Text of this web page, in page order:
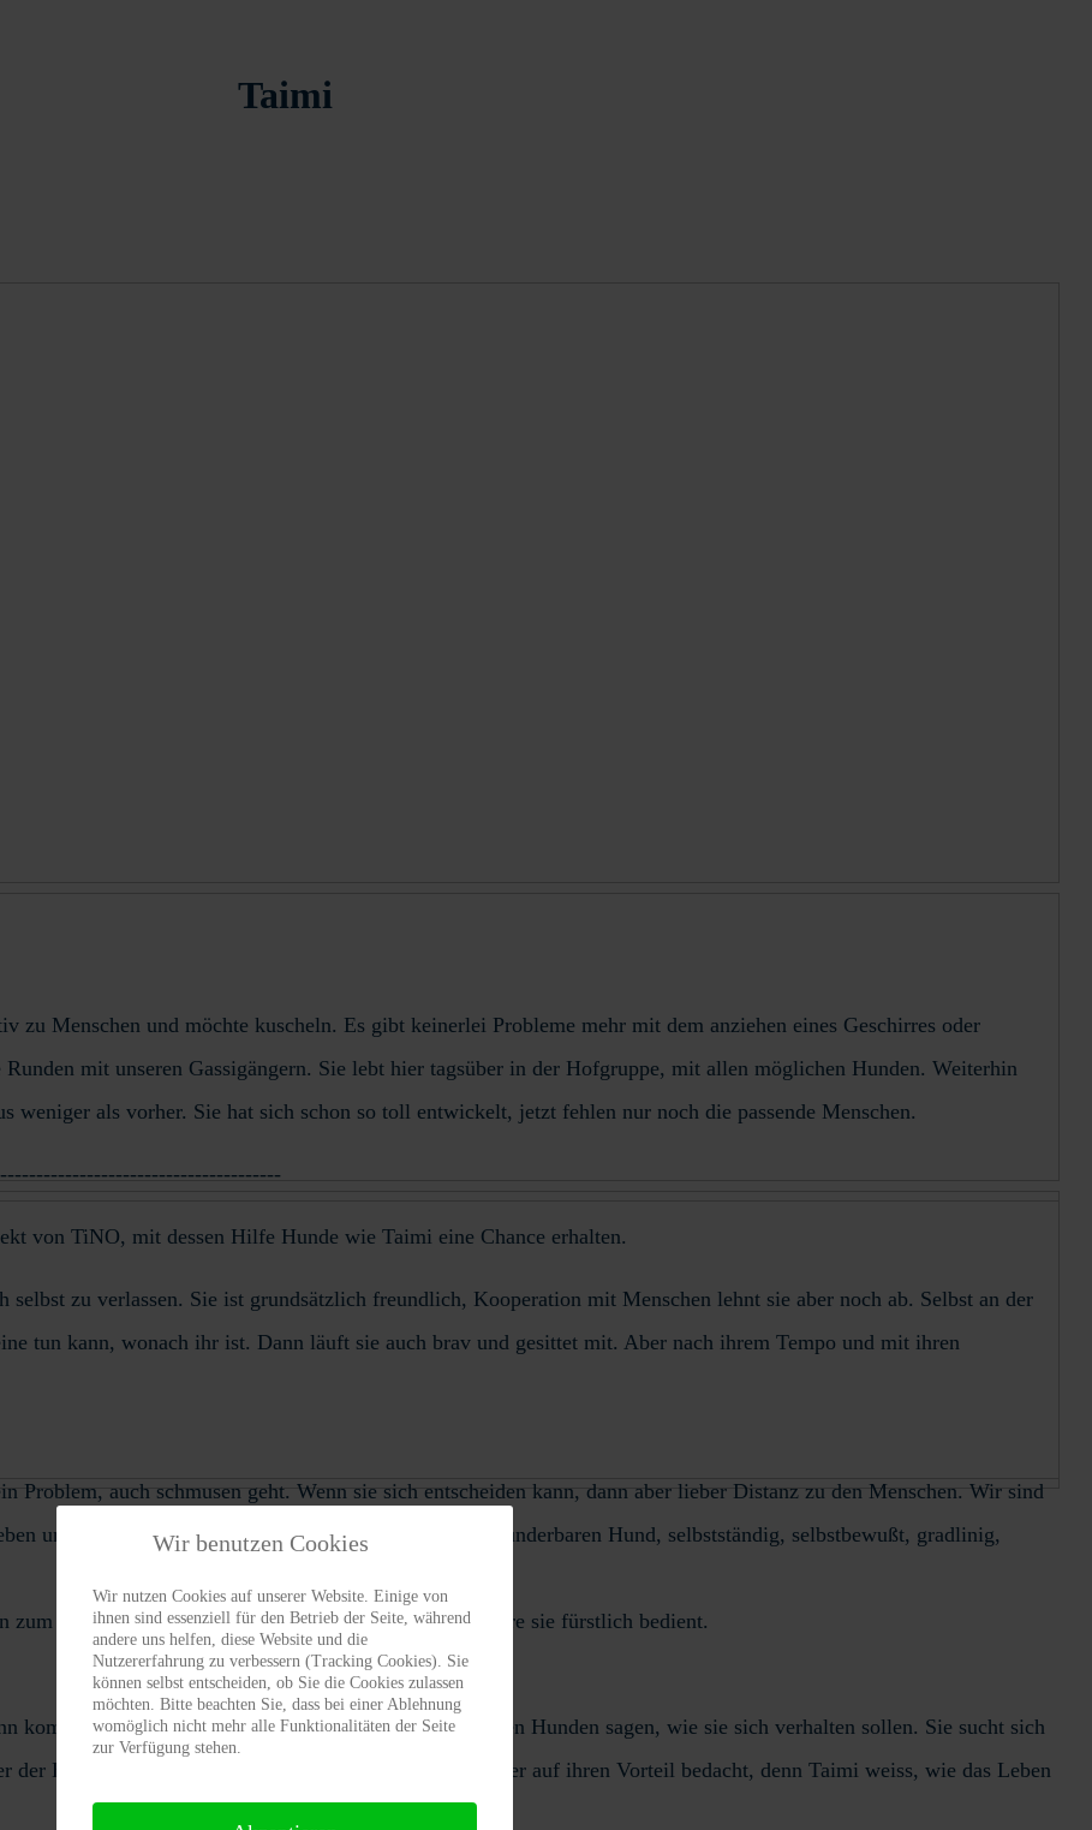
Taimi
zu Menschen und möchte kuscheln. Es gibt keinerlei Probleme mehr mit dem anziehen eines Geschirres oder
mit unseren Gassigängern. Sie lebt hier tagsüber in der Hofgruppe, mit allen möglichen Hunden. Weiterhin
weniger als vorher. Sie hat sich schon so toll entwickelt, jetzt fehlen nur noch die passende Menschen.
von TiNO, mit dessen Hilfe Hunde wie Taimi eine Chance erhalten.
zu verlassen. Sie ist grundsätzlich freundlich, Kooperation mit Menschen lehnt sie aber noch ab. Selbst an der
tun kann, wonach ihr ist. Dann läuft sie auch brav und gesittet mit. Aber nach ihrem Tempo und mit ihren
Problem, auch schmusen geht. Wenn sie sich entscheiden kann, dann aber lieber Distanz zu den Menschen. Wir sind
und Geduld haben, und sie bekommen dafür einen wunderbaren Hund, selbstständig, selbstbewußt, gradlinig,
Bewachen hätte, muss gar nicht groß sein, dann wäre sie fürstlich bedient.
kommunizieren, vor allem kann sie sehr deutlich anderen Hunden sagen, wie sie sich verhalten sollen. Sie sucht sich
der Hund, desto mehr tut sie das. Taimi ist auch da immer auf ihren Vorteil bedacht, denn Taimi weiss, wie das Leben
Wir benutzen Cookies
Wir nutzen Cookies auf unserer Website. Einige von
ihnen sind essenziell für den Betrieb der Seite, während
andere uns helfen, diese Website und die
Nutzererfahrung zu verbessern (Tracking Cookies). Sie
können selbst entscheiden, ob Sie die Cookies zulassen
möchten. Bitte beachten Sie, dass bei einer Ablehnung
womöglich nicht mehr alle Funktionalitäten der Seite
zur Verfügung stehen.